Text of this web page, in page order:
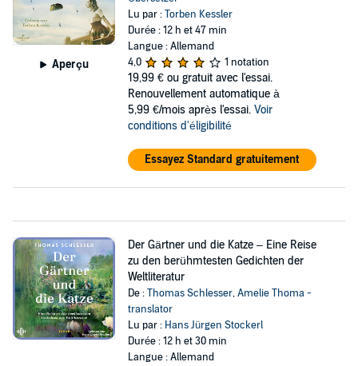
Aperçu
Lu par :Torben Kessler
Durée : 12 h et 47 min
Langue : Allemand
4,0
1 notation
19,99 € ou gratuit avec l'essai.
Renouvellement automatique à
5,99 €/mois après l'essai. Voir
conditions d'éligibilité
Essayez Standard gratuitement
Der Gärtner und die Katze – Eine Reise
zu den berühmtesten Gedichten der
Weltliteratur
De :Thomas Schlesser,Amelie Thoma -
translator
Lu par : Hans Jürgen Stockerl
Durée : 12 h et 30 min
Langue : Allemand